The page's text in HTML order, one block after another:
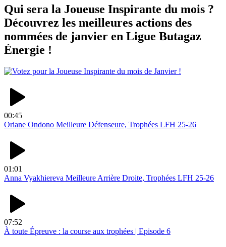
Qui sera la Joueuse Inspirante du mois ?
Découvrez les meilleures actions des
nommées de janvier en Ligue Butagaz
Énergie !
00:45
Oriane Ondono Meilleure Défenseure, Trophées LFH 25-26
01:01
Anna Vyakhiereva Meilleure Arrière Droite, Trophées LFH 25-26
07:52
À toute Épreuve : la course aux trophées | Episode 6